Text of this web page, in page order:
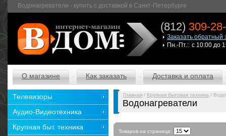
Водонагреватели - купить с доставкой в Санкт-Петербурге
(812) 309-
Заказать обратный
Пн.-Пт.: с 10:00 до
О магазине Как заказать Доставка и оплата
Главная / Крупная бытовая техника /
Водонагреватели
Товаров на странице:
Телевизоры
Аудио-Видеотехника
Крупная быт. техника